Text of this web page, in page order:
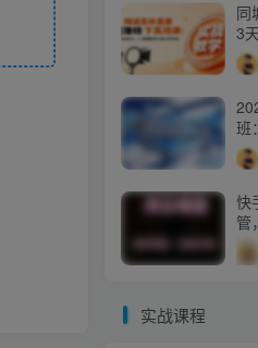
同
3
盘
班
人
快
管
实战课程